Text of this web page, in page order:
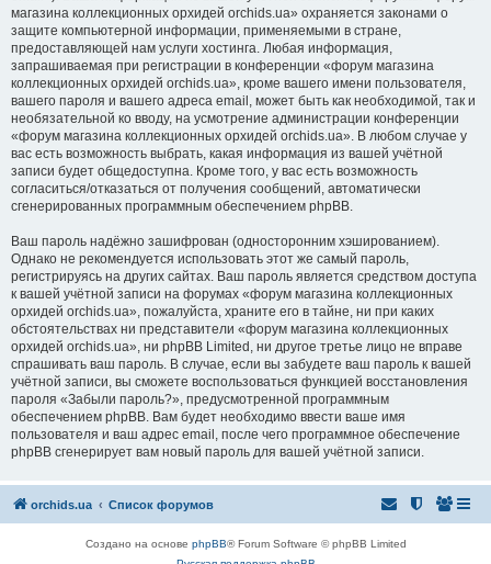
магазина коллекционных орхидей orchids.ua» охраняется законами о
защите компьютерной информации, применяемыми в стране,
предоставляющей нам услуги хостинга. Любая информация,
запрашиваемая при регистрации в конференции «форум магазина
коллекционных орхидей orchids.ua», кроме вашего имени пользователя,
вашего пароля и вашего адреса email, может быть как необходимой, так и
необязательной ко вводу, на усмотрение администрации конференции
«форум магазина коллекционных орхидей orchids.ua». В любом случае у
вас есть возможность выбрать, какая информация из вашей учётной
записи будет общедоступна. Кроме того, у вас есть возможность
согласиться/отказаться от получения сообщений, автоматически
сгенерированных программным обеспечением phpBB.
Ваш пароль надёжно зашифрован (односторонним хэшированием).
Однако не рекомендуется использовать этот же самый пароль,
регистрируясь на других сайтах. Ваш пароль является средством доступа
к вашей учётной записи на форумах «форум магазина коллекционных
орхидей orchids.ua», пожалуйста, храните его в тайне, ни при каких
обстоятельствах ни представители «форум магазина коллекционных
орхидей orchids.ua», ни phpBB Limited, ни другое третье лицо не вправе
спрашивать ваш пароль. В случае, если вы забудете ваш пароль к вашей
учётной записи, вы сможете воспользоваться функцией восстановления
пароля «Забыли пароль?», предусмотренной программным
обеспечением phpBB. Вам будет необходимо ввести ваше имя
пользователя и ваш адрес email, после чего программное обеспечение
phpBB сгенерирует вам новый пароль для вашей учётной записи.
orchids.ua Список форумов
Создано на основе phpBB® Forum Software © phpBB Limited